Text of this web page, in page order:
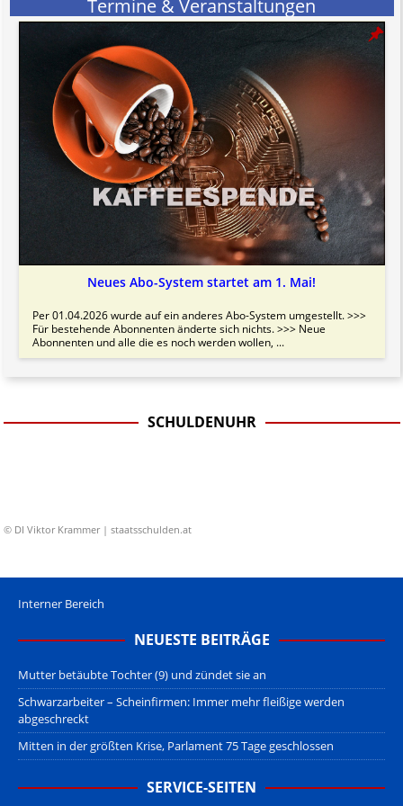
Termine & Veranstaltungen
Neues Abo-System startet am 1. Mai!
Per 01.04.2026 wurde auf ein anderes Abo-System umgestellt. >>>
Für bestehende Abonnenten änderte sich nichts. >>> Neue
Abonnenten und alle die es noch werden wollen, ...
SCHULDENUHR
© DI Viktor Krammer | staatsschulden.at
Interner Bereich
NEUESTE BEITRÄGE
Mutter betäubte Tochter (9) und zündet sie an
Schwarzarbeiter – Scheinfirmen: Immer mehr fleißige werden
abgeschreckt
Mitten in der größten Krise, Parlament 75 Tage geschlossen
SERVICE-SEITEN